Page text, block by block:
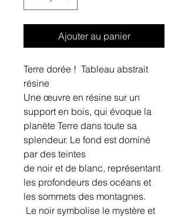
Ajouter au panier
Terre dorée ! Tableau abstrait
résine
Une œuvre en résine sur un
support en bois, qui évoque la
planète Terre dans toute sa
splendeur. Le fond est dominé
par des teintes
de noir et de blanc, représentant
les profondeurs des océans et
les sommets des montagnes.
Le noir symbolise le mystère et